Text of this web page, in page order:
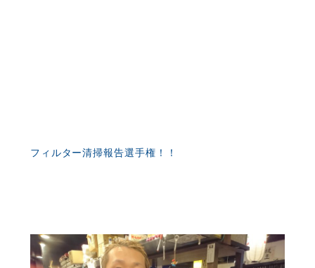
フィルター清掃報告選手権！！